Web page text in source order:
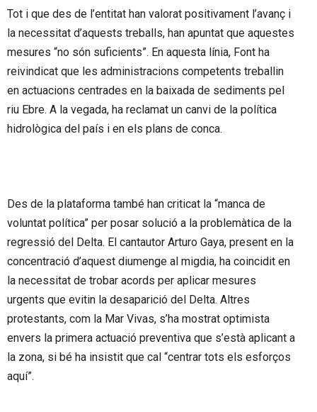
Tot i que des de l’entitat han valorat positivament l’avanç i
la necessitat d’aquests treballs, han apuntat que aquestes
mesures “no són suficients”. En aquesta línia, Font ha
reivindicat que les administracions competents treballin
en actuacions centrades en la baixada de sediments pel
riu Ebre. A la vegada, ha reclamat un canvi de la política
hidrològica del país i en els plans de conca.
Des de la plataforma també han criticat la “manca de
voluntat política” per posar solució a la problemàtica de la
regressió del Delta. El cantautor Arturo Gaya, present en la
concentració d’aquest diumenge al migdia, ha coincidit en
la necessitat de trobar acords per aplicar mesures
urgents que evitin la desaparició del Delta. Altres
protestants, com la Mar Vivas, s’ha mostrat optimista
envers la primera actuació preventiva que s’està aplicant a
la zona, si bé ha insistit que cal “centrar tots els esforços
aquí”.